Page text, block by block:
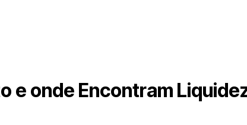
e onde Encontram